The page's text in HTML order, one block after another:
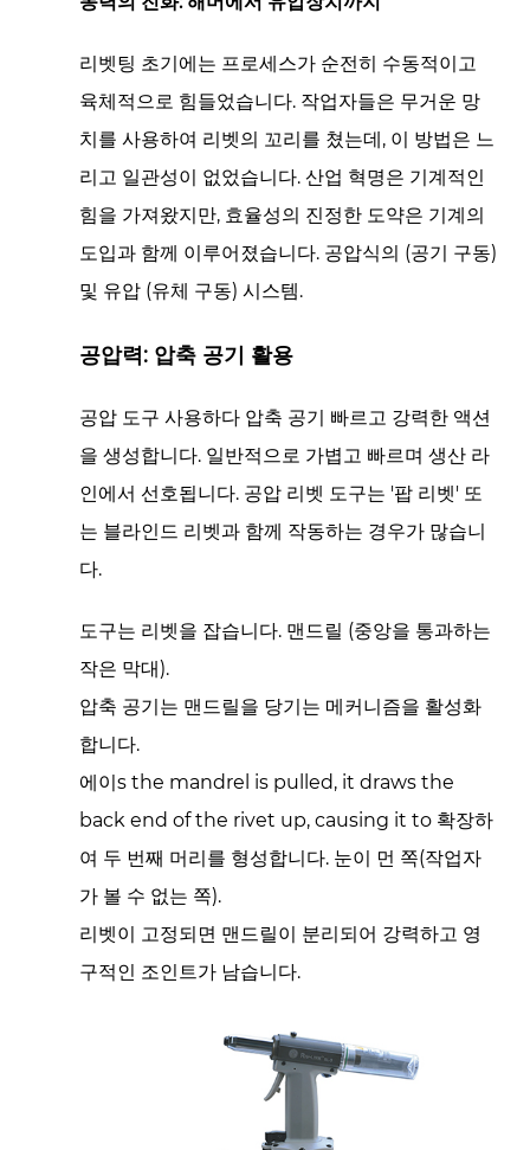
장
치
까
지
2.1
공
압
력:
축
기
활
2.2
2.3
유
체
압
력
힘
2.3.1
두
세
계
리벳팅 초기에는 프로세스가 순전히 수동적이고
육체적으로 힘들었습니다. 작업자들은 무거운 망
치를 사용하여 리벳의 꼬리를 쳤는데, 이 방법은 느
리고 일관성이 없었습니다. 산업 혁명은 기계적인
힘을 가져왔지만, 효율성의 진정한 도약은 기계의
도입과 함께 이루어졌습니다. 공압식의 (공기 구동)
및 유압 (유체 구동) 시스템.
공압력: 압축 공기 활용
공압 도구사용하다 압축 공기 빠르고 강력한 액션
을 생성합니다. 일반적으로 가볍고 빠르며 생산 라
인에서 선호됩니다. 공압 리벳 도구는 '팝 리벳' 또
는 블라인드 리벳과 함께 작동하는 경우가 많습니
다.
도구는 리벳을 잡습니다. 맨드릴 (중앙을 통과하는
작은 막대).
압축 공기는 맨드릴을 당기는 메커니즘을 활성화
합니다.
에이s the mandrel is pulled, it draws the
back end of the rivet up, causing it to 확장하
여 두 번째 머리를 형성합니다. 눈이 먼 쪽(작업자
가 볼 수 없는 쪽).
리벳이 고정되면 맨드릴이 분리되어 강력하고 영
구적인 조인트가 남습니다.